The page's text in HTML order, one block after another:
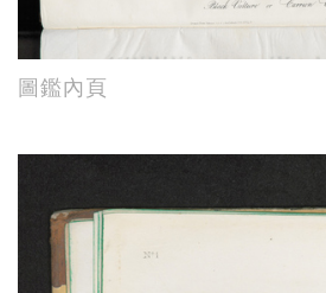
圖鑑內頁